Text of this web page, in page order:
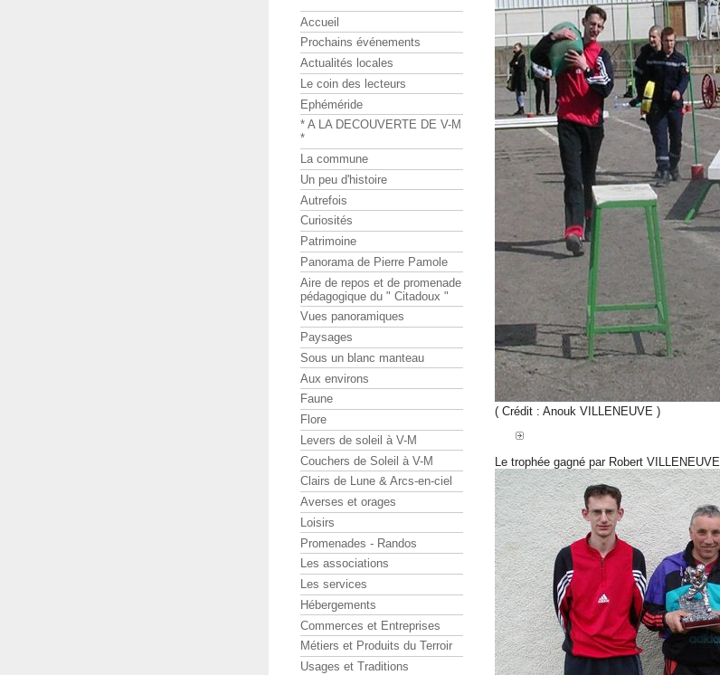
( Crédit : Anouk VILLENEUVE )
Le trophée gagné par Robert VILLENEUVE
Accueil
Prochains événements
Actualités locales
Le coin des lecteurs
Ephéméride
* A LA DECOUVERTE DE V-M
*
La commune
Un peu d'histoire
Autrefois
Curiosités
Patrimoine
Panorama de Pierre Pamole
Aire de repos et de promenade
pédagogique du " Citadoux "
Vues panoramiques
Paysages
Sous un blanc manteau
Aux environs
Faune
Flore
Levers de soleil à V-M
Couchers de Soleil à V-M
Clairs de Lune & Arcs-en-ciel
Averses et orages
Loisirs
Promenades - Randos
Les associations
Les services
Hébergements
Commerces et Entreprises
Métiers et Produits du Terroir
Usages et Traditions